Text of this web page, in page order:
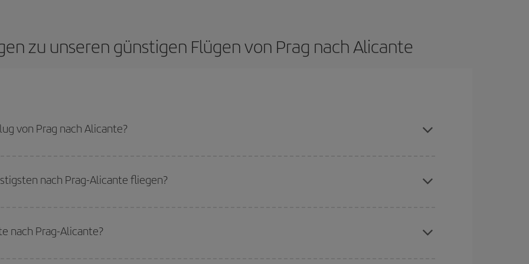
zu unseren günstigen Flügen von Prag nach Alicante
von Prag nach Alicante?
nach Prag-Alicante fliegen?
reisen möchten. Wir zeigen Ihnen die günstigsten Flüge, nicht nur
damit Sie das beste Angebot finden können. Schauen Sie sich auch die verschiedenen Flugoptionen an, die wir jeden Tag
nach Prag-Alicante?